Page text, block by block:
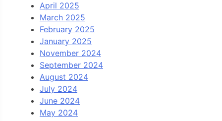
April 2025
March 2025
February 2025
January 2025
November 2024
September 2024
August 2024
July 2024
June 2024
May 2024